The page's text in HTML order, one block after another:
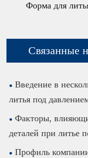
Форма для
Связанные
Введение в
литья под
Факторы,
деталей при литье
Профиль